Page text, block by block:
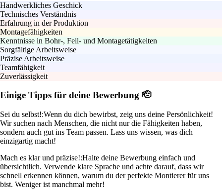
Handwerkliches Geschick
Technisches Verständnis
Erfahrung in der Produktion
Montagefähigkeiten
Kenntnisse in Bohr-, Feil- und Montagetätigkeiten
Sorgfältige Arbeitsweise
Präzise Arbeitsweise
Teamfähigkeit
Zuverlässigkeit
Einige Tipps für deine Bewerbung 🫡
Sei du selbst!:Wenn du dich bewirbst, zeig uns deine Persönlichkeit!
Wir suchen nach Menschen, die nicht nur die Fähigkeiten haben,
sondern auch gut ins Team passen. Lass uns wissen, was dich
einzigartig macht!
Mach es klar und präzise!:Halte deine Bewerbung einfach und
übersichtlich. Verwende klare Sprache und achte darauf, dass wir
schnell erkennen können, warum du der perfekte Montierer für uns
bist. Weniger ist manchmal mehr!